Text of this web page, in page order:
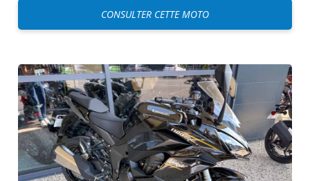
CONSULTER CETTE MOTO